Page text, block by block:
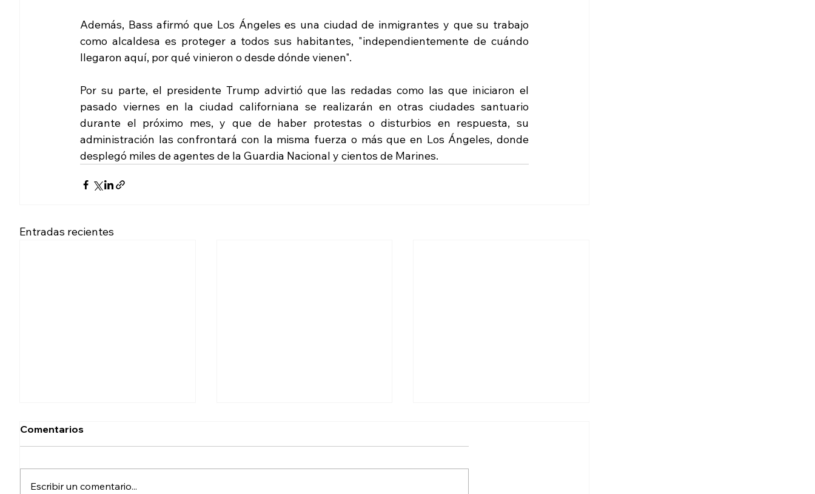
Además, Bass afirmó que Los Ángeles es una ciudad de inmigrantes y que su trabajo
como alcaldesa es proteger a todos sus habitantes, "independientemente de cuándo
llegaron aquí, por qué vinieron o desde dónde vienen".
Por su parte, el presidente Trump advirtió que las redadas como las que iniciaron el
pasado viernes en la ciudad californiana se realizarán en otras ciudades santuario
durante el próximo mes, y que de haber protestas o disturbios en respuesta, su
administración las confrontará con la misma fuerza o más que en Los Ángeles, donde
desplegó miles de agentes de la Guardia Nacional y cientos de Marines.
Entradas recientes
Comentarios
Escribir un comentario...